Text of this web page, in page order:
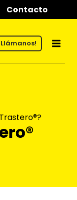
Contacto